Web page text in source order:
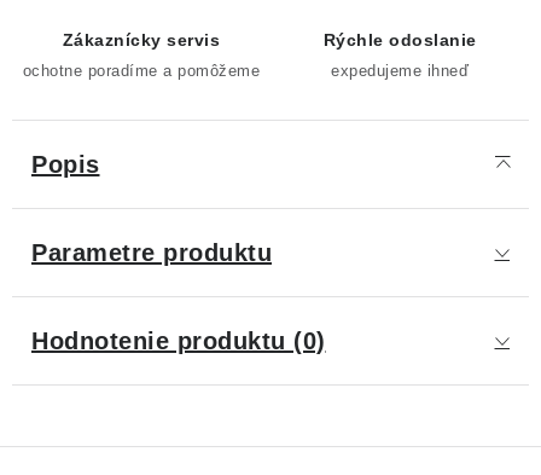
Zákaznícky servis
ochotne poradíme a pomôžeme
Rýchle odoslanie
expedujeme ihneď
Popis
Parametre produktu
Hodnotenie produktu (0)